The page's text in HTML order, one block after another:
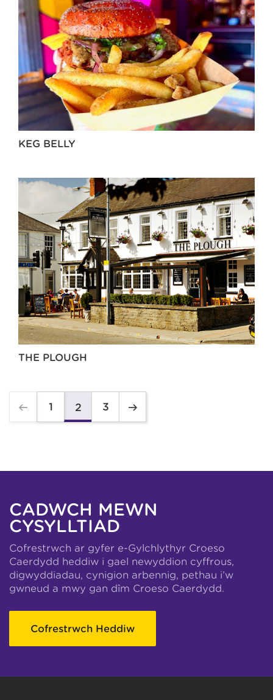
KEG BELLY
THE PLOUGH
1 2 3
CADWCH MEWN
CYSYLLTIAD
Cofrestrwch ar gyfer e-Gylchlythyr Croeso
Caerdydd heddiw i gael newyddion cyffrous,
digwyddiadau, cynigion arbennig, pethau i’w
gwneud a mwy gan dîm Croeso Caerdydd.
Cofrestrwch Heddiw